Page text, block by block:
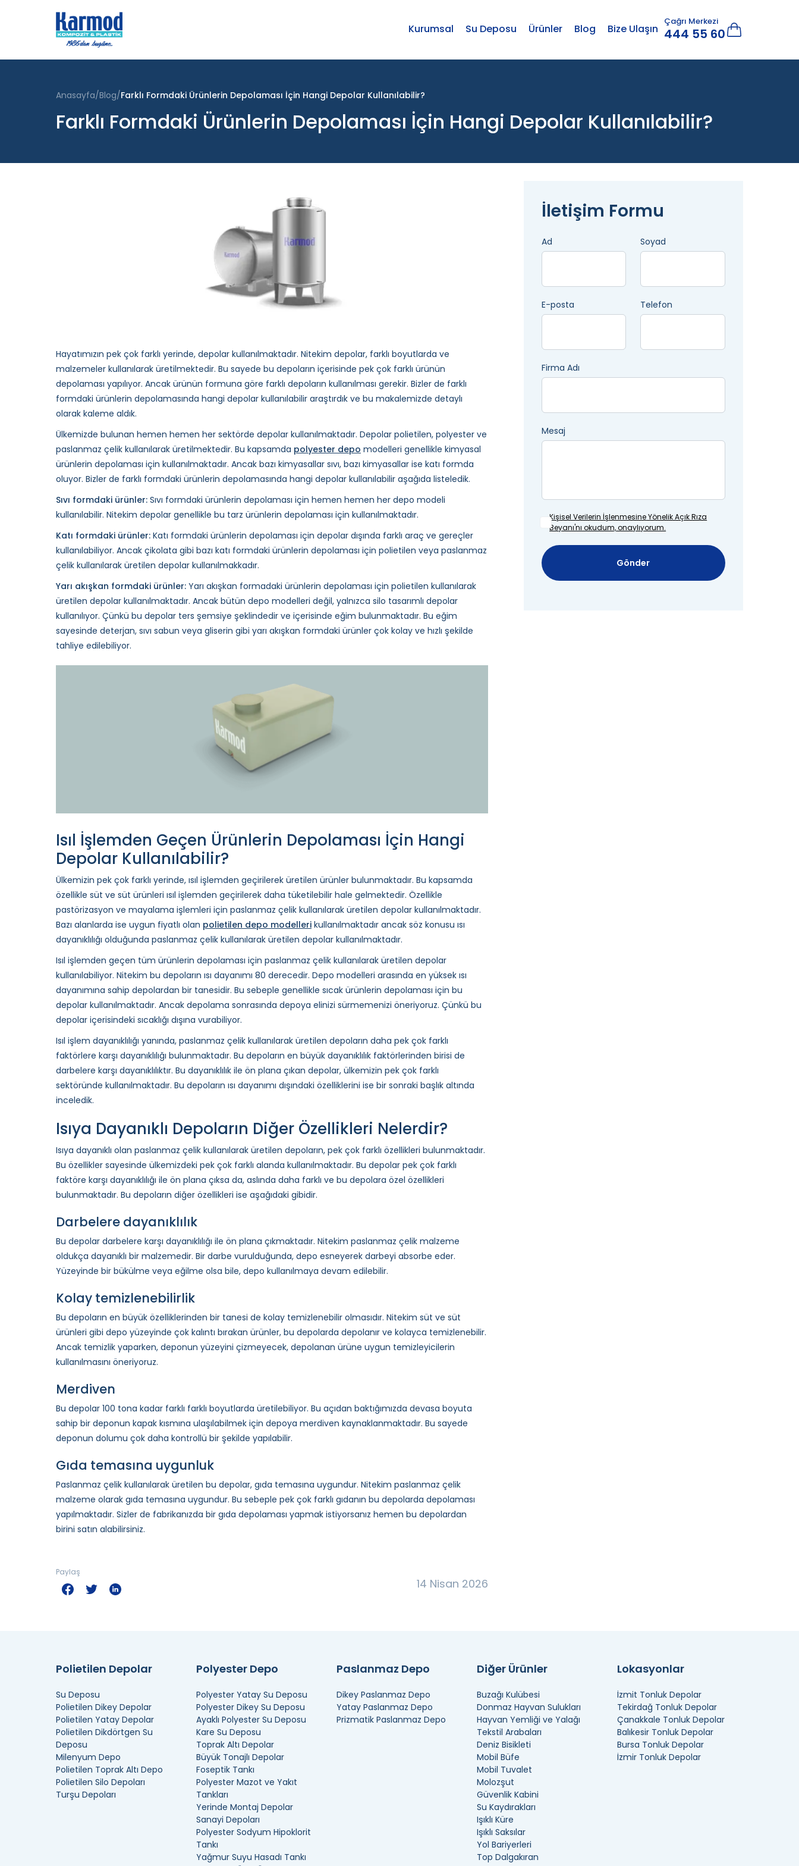
Kurumsal Su Deposu Ürünler Blog Bize Ulaşın
Çağrı Merkezi
444 55 60
Anasayfa Blog Farklı Formdaki Ürünlerin Depolaması İçin Hangi Depolar Kullanılabilir?
Farklı Formdaki Ürünlerin Depolaması İçin Hangi Depolar Kullanılabilir?
Hayatımızın pek çok farklı yerinde, depolar kullanılmaktadır. Nitekim depolar, farklı boyutlarda ve
malzemeler kullanılarak üretilmektedir. Bu sayede bu depoların içerisinde pek çok farklı ürünün
depolaması yapılıyor. Ancak ürünün formuna göre farklı depoların kullanılması gerekir. Bizler de farklı
formdaki ürünlerin depolamasında hangi depolar kullanılabilir araştırdık ve bu makalemizde detaylı
olarak kaleme aldık.
Ülkemizde bulunan hemen hemen her sektörde depolar kullanılmaktadır. Depolar polietilen, polyester ve
paslanmaz çelik kullanılarak üretilmektedir. Bu kapsamda polyester depo modelleri genellikle kimyasal
ürünlerin depolaması için kullanılmaktadır. Ancak bazı kimyasallar sıvı, bazı kimyasallar ise katı formda
oluyor. Bizler de farklı formdaki ürünlerin depolamasında hangi depolar kullanılabilir aşağıda listeledik.
Sıvı formdaki ürünler: Sıvı formdaki ürünlerin depolaması için hemen hemen her depo modeli
kullanılabilir. Nitekim depolar genellikle bu tarz ürünlerin depolaması için kullanılmaktadır.
Katı formdaki ürünler: Katı formdaki ürünlerin depolaması için depolar dışında farklı araç ve gereçler
kullanılabiliyor. Ancak çikolata gibi bazı katı formdaki ürünlerin depolaması için polietilen veya paslanmaz
çelik kullanılarak üretilen depolar kullanılmakkadır.
Yarı akışkan formdaki ürünler: Yarı akışkan formadaki ürünlerin depolaması için polietilen kullanılarak
üretilen depolar kullanılmaktadır. Ancak bütün depo modelleri değil, yalnızca silo tasarımlı depolar
kullanılıyor. Çünkü bu depolar ters şemsiye şeklindedir ve içerisinde eğim bulunmaktadır. Bu eğim
sayesinde deterjan, sıvı sabun veya gliserin gibi yarı akışkan formdaki ürünler çok kolay ve hızlı şekilde
tahliye edilebiliyor.
Isıl İşlemden Geçen Ürünlerin Depolaması İçin Hangi
Depolar Kullanılabilir?
Ülkemizin pek çok farklı yerinde, ısıl işlemden geçirilerek üretilen ürünler bulunmaktadır. Bu kapsamda
özellikle süt ve süt ürünleri ısıl işlemden geçirilerek daha tüketilebilir hale gelmektedir. Özellikle
pastörizasyon ve mayalama işlemleri için paslanmaz çelik kullanılarak üretilen depolar kullanılmaktadır.
Bazı alanlarda ise uygun fiyatlı olan polietilen depo modelleri kullanılmaktadır ancak söz konusu ısı
dayanıklılığı olduğunda paslanmaz çelik kullanılarak üretilen depolar kullanılmaktadır.
Isıl işlemden geçen tüm ürünlerin depolaması için paslanmaz çelik kullanılarak üretilen depolar
kullanılabiliyor. Nitekim bu depoların ısı dayanımı 80 derecedir. Depo modelleri arasında en yüksek ısı
dayanımına sahip depolardan bir tanesidir. Bu sebeple genellikle sıcak ürünlerin depolaması için bu
depolar kullanılmaktadır. Ancak depolama sonrasında depoya elinizi sürmemenizi öneriyoruz. Çünkü bu
depolar içerisindeki sıcaklığı dışına vurabiliyor.
Isıl işlem dayanıklılığı yanında, paslanmaz çelik kullanılarak üretilen depoların daha pek çok farklı
faktörlere karşı dayanıklılığı bulunmaktadır. Bu depoların en büyük dayanıklılık faktörlerinden birisi de
darbelere karşı dayanıklılıktır. Bu dayanıklılık ile ön plana çıkan depolar, ülkemizin pek çok farklı
sektöründe kullanılmaktadır. Bu depoların ısı dayanımı dışındaki özelliklerini ise bir sonraki başlık altında
inceledik.
Isıya Dayanıklı Depoların Diğer Özellikleri Nelerdir?
Isıya dayanıklı olan paslanmaz çelik kullanılarak üretilen depoların, pek çok farklı özellikleri bulunmaktadır.
Bu özellikler sayesinde ülkemizdeki pek çok farklı alanda kullanılmaktadır. Bu depolar pek çok farklı
faktöre karşı dayanıklılığı ile ön plana çıksa da, aslında daha farklı ve bu depolara özel özellikleri
bulunmaktadır. Bu depoların diğer özellikleri ise aşağıdaki gibidir.
Darbelere dayanıklılık
Bu depolar darbelere karşı dayanıklılığı ile ön plana çıkmaktadır. Nitekim paslanmaz çelik malzeme
oldukça dayanıklı bir malzemedir. Bir darbe vurulduğunda, depo esneyerek darbeyi absorbe eder.
Yüzeyinde bir bükülme veya eğilme olsa bile, depo kullanılmaya devam edilebilir.
Kolay temizlenebilirlik
Bu depoların en büyük özelliklerinden bir tanesi de kolay temizlenebilir olmasıdır. Nitekim süt ve süt
ürünleri gibi depo yüzeyinde çok kalıntı bırakan ürünler, bu depolarda depolanır ve kolayca temizlenebilir.
Ancak temizlik yaparken, deponun yüzeyini çizmeyecek, depolanan ürüne uygun temizleyicilerin
kullanılmasını öneriyoruz.
Merdiven
Bu depolar 100 tona kadar farklı farklı boyutlarda üretilebiliyor. Bu açıdan baktığımızda devasa boyuta
sahip bir deponun kapak kısmına ulaşılabilmek için depoya merdiven kaynaklanmaktadır. Bu sayede
deponun dolumu çok daha kontrollü bir şekilde yapılabilir.
Gıda temasına uygunluk
Paslanmaz çelik kullanılarak üretilen bu depolar, gıda temasına uygundur. Nitekim paslanmaz çelik
malzeme olarak gıda temasına uygundur. Bu sebeple pek çok farklı gıdanın bu depolarda depolaması
yapılmaktadır. Sizler de fabrikanızda bir gıda depolaması yapmak istiyorsanız hemen bu depolardan
birini satın alabilirsiniz.
14 Nisan 2026
Paylaş
İletişim Formu
Ad Soyad
E-posta Telefon
Firma Adı
Mesaj
Kişisel Verilerin İşlenmesineYönelik Açık Rıza
Beyanı'nı okudum, onaylıyorum.
Gönder
Polietilen Depolar
Su Deposu
Polietilen Dikey Depolar
Polietilen Yatay Depolar
Polietilen Dikdörtgen Su
Deposu
Milenyum Depo
Polietilen Toprak Altı Depo
Polietilen Silo Depoları
Turşu Depoları
Polyester Depo
Polyester Yatay Su Deposu
Polyester Dikey Su Deposu
Ayaklı Polyester Su Deposu
Kare Su Deposu
Toprak Altı Depolar
Büyük Tonajlı Depolar
Foseptik Tankı
Polyester Mazot ve Yakıt
Tankları
Yerinde Montaj Depolar
Sanayi Depoları
Polyester Sodyum Hipoklorit
Tankı
Yağmur Suyu Hasadı Tankı
Paslanmaz Depo
Dikey Paslanmaz Depo
Yatay Paslanmaz Depo
Prizmatik Paslanmaz Depo
Diğer Ürünler
Buzağı Kulübesi
Donmaz Hayvan Sulukları
Hayvan Yemliği ve Yalağı
Tekstil Arabaları
Deniz Bisikleti
Mobil Büfe
Mobil Tuvalet
Molozşut
Güvenlik Kabini
Su Kaydırakları
Işıklı Küre
Işıklı Saksılar
Yol Bariyerleri
Top Dalgakıran
Lokasyonlar
İzmit Tonluk Depolar
Tekirdağ Tonluk Depolar
Çanakkale Tonluk Depolar
Balıkesir Tonluk Depolar
Bursa Tonluk Depolar
İzmir Tonluk Depolar